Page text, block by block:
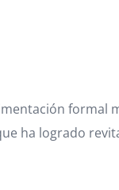
formal
ha logrado